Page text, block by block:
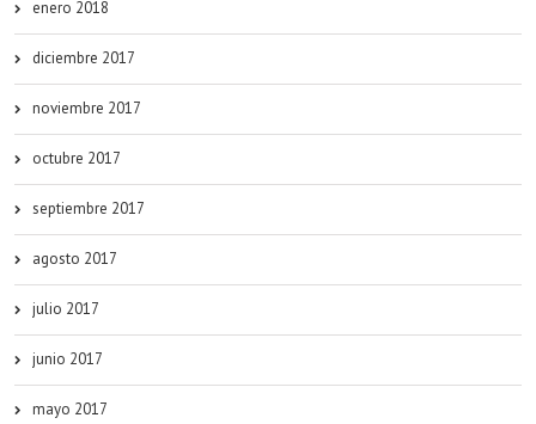
enero 2018
diciembre 2017
noviembre 2017
octubre 2017
septiembre 2017
agosto 2017
julio 2017
junio 2017
mayo 2017